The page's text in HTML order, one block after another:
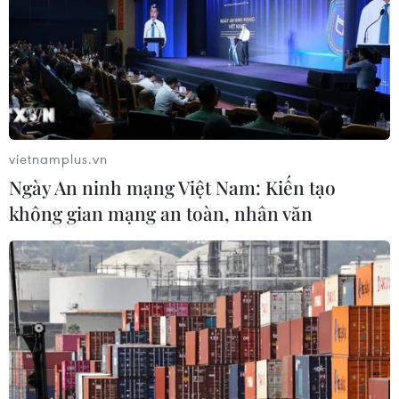
06/08/2026 02:33
Sắp thu phí thêm 5 dự án thành phần
cao tốc đoạn từ Quảng Ngãi-Nha
Trang
06/08/2026 02:27
Hà Tĩnh nguy cơ sạt lở trên
nhiều tuyến giao thông trước mùa
mưa bão
06/08/2026 02:23
Bộ GD-ĐT dự kiến điều chỉnh trong
bổ nhiệm chức danh và xếp lương
vietnamplus.vn
Ngày An ninh mạng Việt Nam: Kiến tạo
không gian mạng an toàn, nhân văn